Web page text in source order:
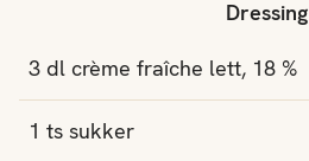
Dressing
3 dl crème fraîche lett, 18 %
1 ts sukker